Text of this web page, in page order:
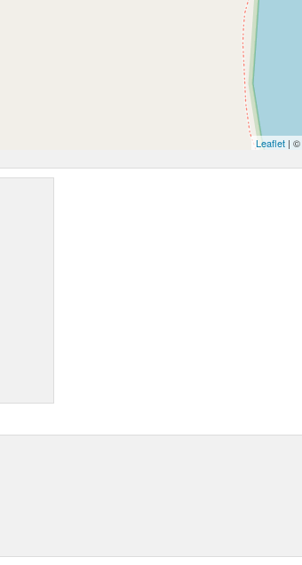
Leaflet | ©